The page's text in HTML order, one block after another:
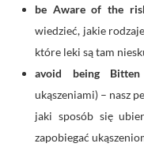
be Aware of the
wiedzieć, jakie
które leki są tam
avoid being B
ukąszeniami) – nasz
jaki sposób się
zapobiegać